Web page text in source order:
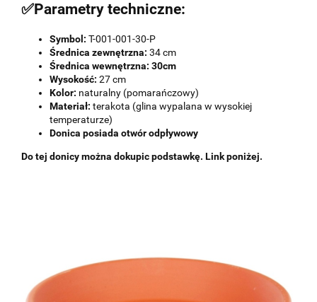
✅Parametry techniczne:
Symbol: T-001-001-30-P
Średnica zewnętrzna: 34 cm
Średnica wewnętrzna: 30cm
Wysokość: 27 cm
Kolor: naturalny (pomarańczowy)
Materiał: terakota (glina wypalana w wysokiej
temperaturze)
Donica posiada otwór odpływowy
Do tej donicy można dokupic podstawkę. Link poniżej.